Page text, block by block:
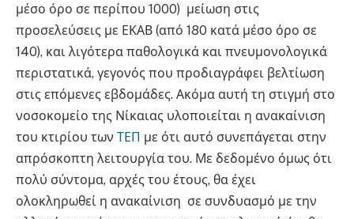
μέσο όρο σε περίπου 1000) μείωση στις
προσελεύσεις με ΕΚΑΒ (από 180 κατά μέσο όρο σε
140), και λιγότερα παθολογικά και πνευμονολογικά
περιστατικά, γεγονός που προδιαγράφει βελτίωση
στις επόμενες εβδομάδες. Ακόμα αυτή τη στιγμή στο
νοσοκομείο της Νίκαιας υλοποιείται η ανακαίνιση
του κτιρίου των ΤΕΠ με ότι αυτό συνεπάγεται στην
απρόσκοπτη λειτουργία του. Με δεδομένο όμως ότι
πολύ σύντομα, αρχές του έτους, θα έχει
ολοκληρωθεί η ανακαίνιση σε συνδυασμό με την